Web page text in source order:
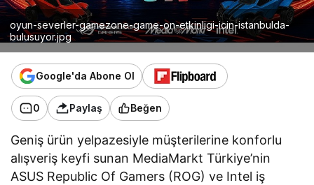
oyun-severler-gamezone-game-on-etkinligi-icin-istanbulda-
bulusuyor.jpg
Google'da Abone Ol
0 Paylaş Beğen
Geniş ürün yelpazesiyle müşterilerine konforlu
alışveriş keyfi sunan MediaMarkt Türkiye’nin
ASUS Republic Of Gamers (ROG) ve Intel iş